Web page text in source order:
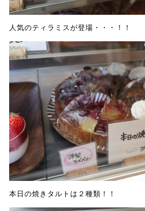
人気のティラミスが登場・・・！！
本日の焼きタルトは２種類！！